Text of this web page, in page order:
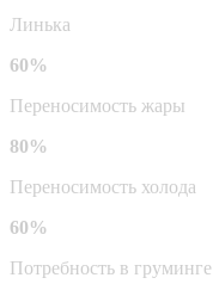
Линька
60%
Переносимость жары
80%
Переносимость холода
60%
Потребность в груминге